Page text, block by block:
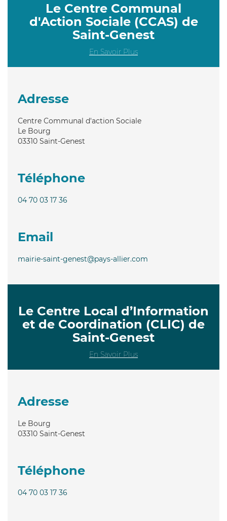
Le Centre Communal
d'Action Sociale (CCAS) de
Saint-Genest
En Savoir Plus
Adresse
Centre Communal d'action Sociale
Le Bourg
03310 Saint-Genest
Téléphone
04 70 03 17 36
Email
mairie-saint-genest@pays-allier.com
Le Centre Local d’Information
et de Coordination (CLIC) de
Saint-Genest
En Savoir Plus
Adresse
Le Bourg
03310 Saint-Genest
Téléphone
04 70 03 17 36